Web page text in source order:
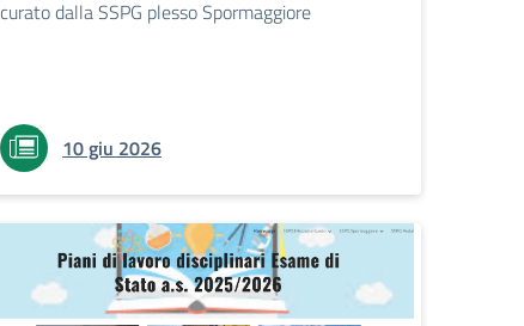
curato dalla SSPG plesso Spormaggiore
10 giu 2026